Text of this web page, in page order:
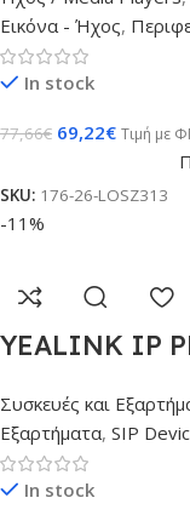
Εικόνα - Ήχος,
In stock
77,66€ 69,22€ Τιμή με
SKU: 176-26-LOSZ313
-11%
YEALINK IP
Συσκευές και
Εξαρτήματα, SIP
In stock